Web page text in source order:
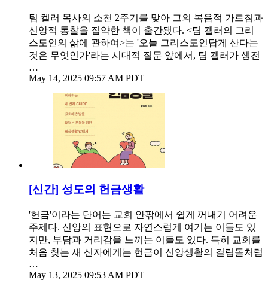
팀 켈러 목사의 소천 2주기를 맞아 그의 복음적 가르침과
신앙적 통찰을 집약한 책이 출간됐다. <팀 켈러의 그리
스도인의 삶에 관하여>는 '오늘 그리스도인답게 산다는
것은 무엇인가'라는 시대적 질문 앞에서, 팀 켈러가 생전
…
May 14, 2025 09:57 AM PDT
[신간] 성도의 헌금생활
'헌금'이라는 단어는 교회 안팎에서 쉽게 꺼내기 어려운
주제다. 신앙의 표현으로 자연스럽게 여기는 이들도 있
지만, 부담과 거리감을 느끼는 이들도 있다. 특히 교회를
처음 찾는 새 신자에게는 헌금이 신앙생활의 걸림돌처럼
…
May 13, 2025 09:53 AM PDT